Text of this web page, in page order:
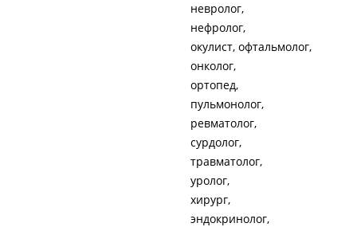
невролог
нефролог
окулист, офтальмолог
онколог
ортопед
пульмонолог
ревматолог
сурдолог
травматолог
уролог
хирург
эндокринолог